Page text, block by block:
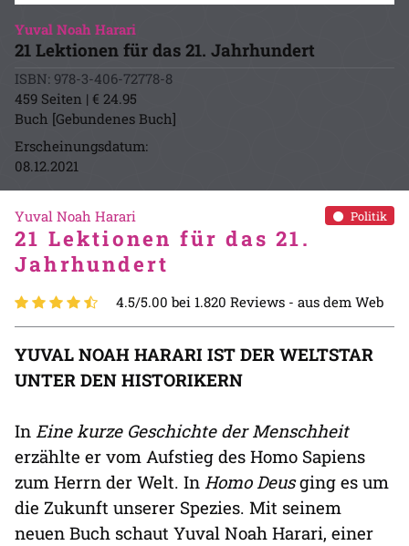
Yuval Noah Harari
21 Lektionen für das 21. Jahrhundert
ISBN: 978-3-406-72778-8
459 Seiten | € 24.95
Buch [Gebundenes Buch]
Erscheinungsdatum:
08.12.2021
Politik
Yuval Noah Harari
21 Lektionen für das 21.
Jahrhundert
4.5/5.00 bei 1.820 Reviews - aus dem Web
YUVAL NOAH HARARI IST DER WELTSTAR
UNTER DEN HISTORIKERN
In Eine kurze Geschichte der Menschheit
erzählte er vom Aufstieg des Homo Sapiens
zum Herrn der Welt. In Homo Deusging es um
die Zukunft unserer Spezies. Mit seinem
neuen Buch schaut Yuval Noah Harari, einer